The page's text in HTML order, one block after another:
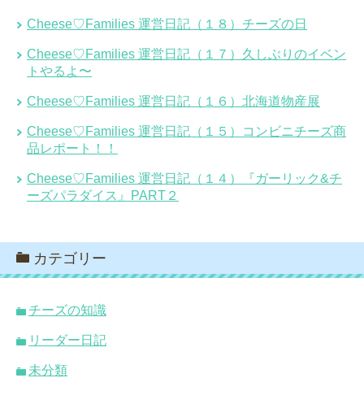
Cheese♡Families 運営日記（１８）チーズの日
Cheese♡Families 運営日記（１７）久しぶりのイベン
トやるよ〜
Cheese♡Families 運営日記（１６）北海道物産展
Cheese♡Families 運営日記（１５）コンビニチーズ商
品レポート！！
Cheese♡Families 運営日記（１４）『ガーリック&チ
ーズパラダイス』PART２
カテゴリー
チーズの知識
リーダー日記
未分類